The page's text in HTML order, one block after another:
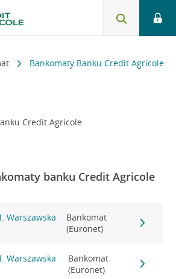
Bankomaty Banku Credit Agricole
Credit Agricole
banku Credit Agricole
Warszawska
Bankomat
(Euronet)
Warszawska
Bankomat
(Euronet)